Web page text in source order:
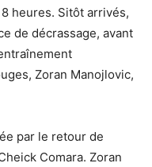
heures. Sitôt arrivés,
de décrassage, avant
Zoran Manojlovic,
par le retour de
Comara. Zoran